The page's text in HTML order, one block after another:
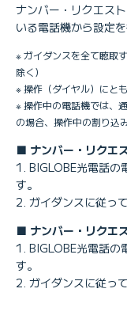
ナンバー・リクエス
いる電話機から設定を
※ ガイダンスを全て聴取
除く）
※ 操作（ダイヤル）にと
※ 操作中の電話機では、
の場合、操作中の割り込
■ ナンバー・リクエ
1. BIGLOBE光電話の
す。
2. ガイダンスに従っ
■ ナンバー・リクエ
1. BIGLOBE光電話の
す。
2. ガイダンスに従っ